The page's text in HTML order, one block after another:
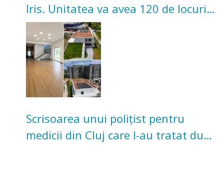
Iris. Unitatea va avea 120 de locuri
pentru copii
Scrisoarea unui polițist pentru
medicii din Cluj care l-au tratat după